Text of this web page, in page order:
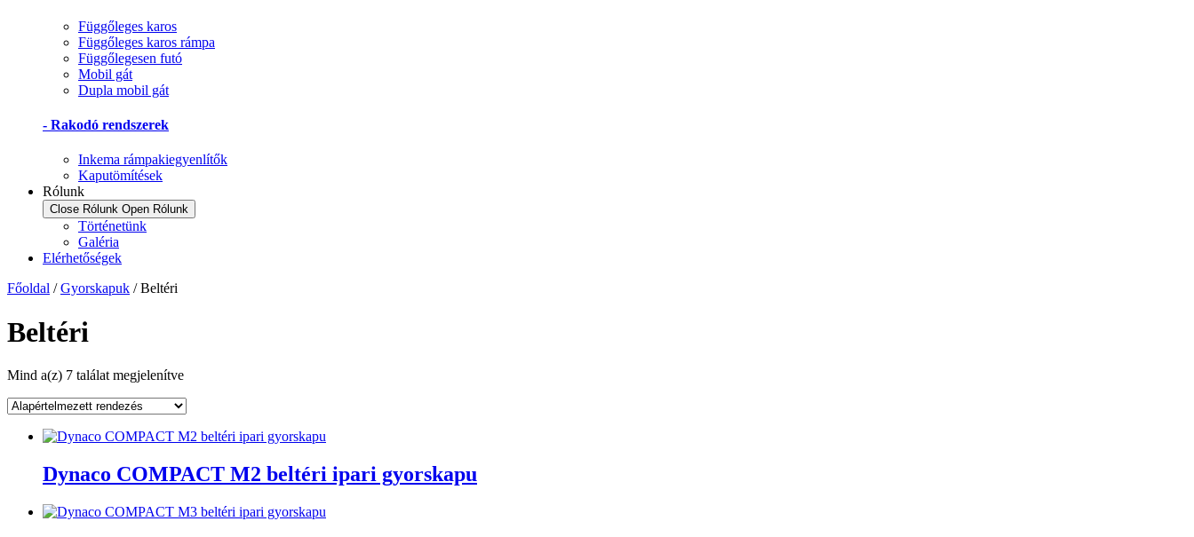
Függőleges karos
Függőleges karos rámpa
Függőlegesen futó
Mobil gát
Dupla mobil gát
- Rakodó rendszerek
Inkema rámpakiegyenlítők
Kaputömítések
Rólunk
Close Rólunk Open Rólunk
Történetünk
Galéria
Elérhetőségek
Főoldal /Gyorskapuk / Beltéri
Beltéri
Mind a(z) 7 találat megjelenítve
Dynaco COMPACT M2 beltéri ipari gyorskapu